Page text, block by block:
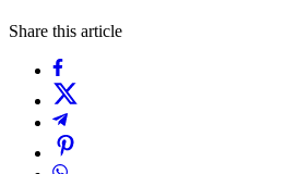
Share this article